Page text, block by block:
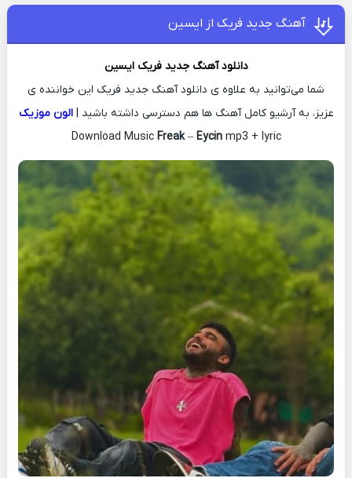
آهنگ جدید فریک از ایسین
دانلود آهنگ جدید فریکایسین
شما می‌توانید به علاوه ی دانلود آهنگ جدید فریک این خواننده ی
عزیز، به آرشیو کامل آهنگ ها هم دسترسی داشته باشید |الون موزیک
Download Music Freak– Eycinmp3 + lyric